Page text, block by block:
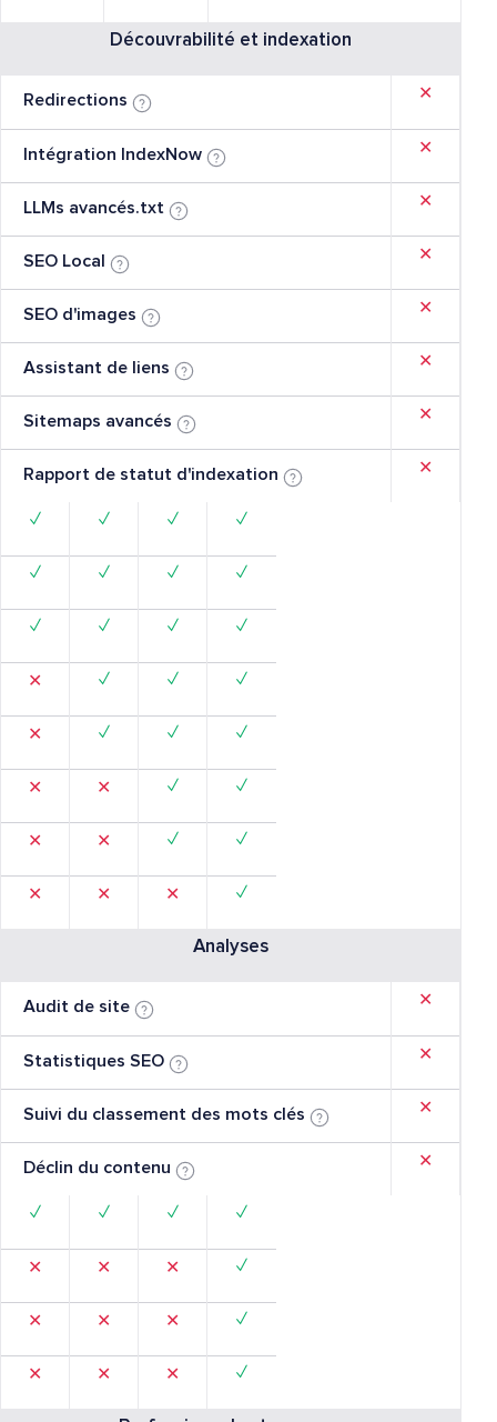
Découvrabilité et indexation
Redirections
Intégration IndexNow
LLMs avancés.txt
SEO Local
SEO d'images
Assistant de liens
Sitemaps avancés
Rapport de statut d'indexation
✕
✕
✕
✕
✕
✕
✕
✕
✓
✓
✓
✕
✕
✕
✕
✕
✓
✓
✓
✓
✓
✕
✕
✕
✓
✓
✓
✓
✓
✓
✓
✕
✓
✓
✓
✓
✓
✓
✓
✓
Analyses
Audit de site
Statistiques SEO
Suivi du classement des mots clés
Déclin du contenu
✕
✕
✕
✕
✓
✕
✕
✕
✓
✕
✕
✕
✓
✕
✕
✕
✓
✓
✓
✓